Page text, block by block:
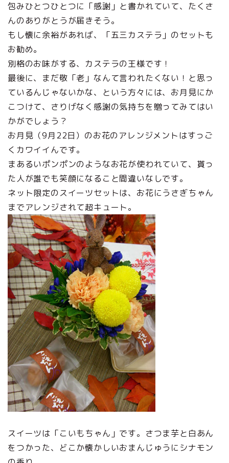
包みひとつひとつに「感謝」と書かれていて、たくさ
んのありがとうが届きそう。
もし懐に余裕があれば、「五三カステラ」のセットも
お勧め。
別格のお味がする、カステラの王様です！
最後に、まだ敬「老」なんて言われたくない！と思っ
ているんじゃないかな、という方々には、お月見にか
こつけて、さりげなく感謝の気持ちを贈ってみてはい
かがでしょう？
お月見（9月22日）のお花のアレンジメントはすっご
くカワイイんです。
まあるいポンポンのようなお花が使われていて、貰っ
た人が誰でも笑顔になること間違いなしです。
ネット限定のスイーツセットは、お花にうさぎちゃん
までアレンジされて超キュート。
スイーツは「こいもちゃん」です。さつま芋と白あん
をつかった、どこか懐かしいおまんじゅうにシナモン